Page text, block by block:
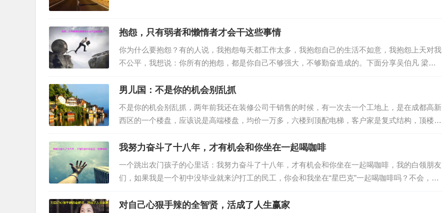
抱怨，只有弱者和懒惰者才会干这些事情
你为什么要抱怨？有的人说，我抱怨每天都工作太多，我抱怨自己的生活不如意，我抱怨上天对我
不公平，我想说：你所有的抱怨，都是你自己不够强大，不够勤奋造成的。下面分享吴伯凡 梁冬
的一篇励志文章：抱怨，只有弱…
男儿国：不是你的机会别乱抓
不是你的机会别乱抓，两年前我还在装修公司干销售的时候，有一次去一个工地上，是在成都高新
西区的一个楼盘，应该说是高端楼盘，均价一万多，六楼到顶配电梯，客户家是复式结构，顶楼带
花园，站在顶楼上，可远眺千里…
我努力奋斗了十八年，才有机会和你坐在一起喝咖啡
一个跳出农门孩子的心里话：我努力奋斗了十八年，才有机会和你坐在一起喝咖啡，我的白领朋友
们，如果我是一个初中没毕业就来沪打工的民工，你会和我坐在“星巴克”一起喝咖啡吗？不会，肯
定不会。比较我们的成长历程…
对自己心狠手辣的全智贤，活成了人生赢家